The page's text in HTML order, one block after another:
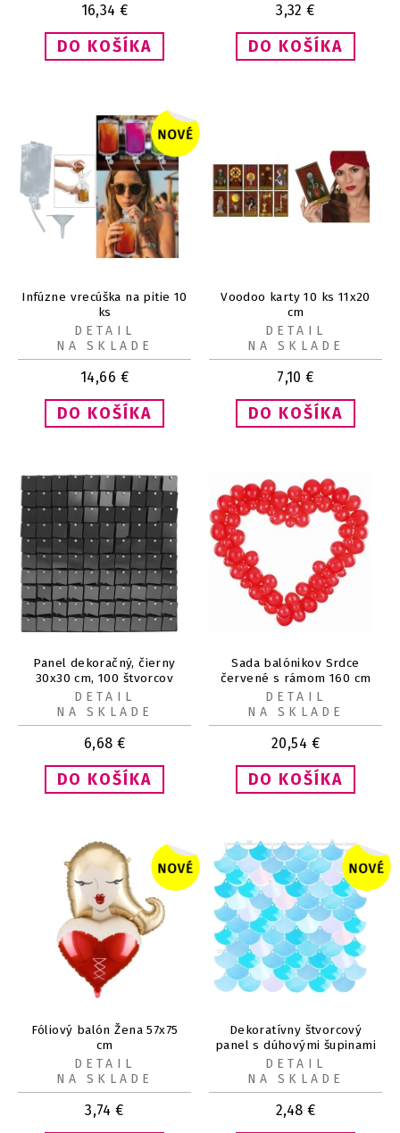
16,34 € 3,32 €
Infúzne vrecúška na pitie 10
ks
14,66 €
DETAIL
NA SKLADE
Voodoo karty 10 ks 11x20
cm
7,10 €
DETAIL
NA SKLADE
Panel dekoračný, čierny
30x30 cm, 100 štvorcov
6,68 €
DETAIL
NA SKLADE
Sada balónikov Srdce
červené s rámom 160 cm
20,54 €
DETAIL
NA SKLADE
Fóliový balón Žena 57x75
cm
3,74 €
DETAIL
NA SKLADE
Dekoratívny štvorcový
panel s dúhovými šupinami
30x30 cm 1 ks
2,48 €
DETAIL
NA SKLADE